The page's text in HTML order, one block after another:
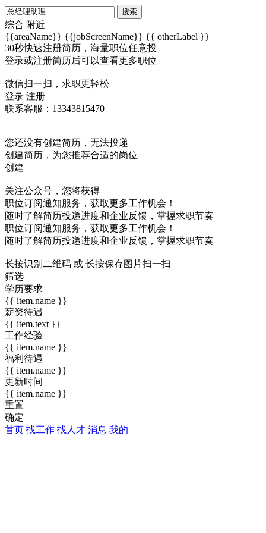
搜索
综合 附近
{{areaName}} {{jobScreenName}} {{ otherLabel }}
30秒快速注册简历，海量职位任意投
登录或注册简历后可以查看更多职位
微信扫一扫，求职更轻松
登录 注册
联系客服：13343815470
您还没有创建简历，无法投递
创建简历，为您推荐合适的岗位
创建
关注公众号，您将获得
职位订阅通知服务，获取更多工作机会！
随时了解简历投递进度和企业反馈，掌握求职节奏
职位订阅通知服务，获取更多工作机会！
随时了解简历投递进度和企业反馈，掌握求职节奏
长按识别二维码 或 长按保存图片扫一扫
筛选
学历要求
{{ item.name }}
薪资待遇
{{ item.text }}
工作经验
{{ item.name }}
福利待遇
{{ item.name }}
更新时间
{{ item.name }}
重置
确定
首页 找工作 找人才 消息 我的